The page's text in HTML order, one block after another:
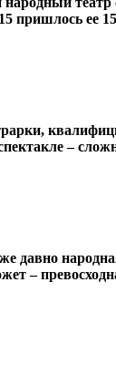
пришлось ее
–
давно
–